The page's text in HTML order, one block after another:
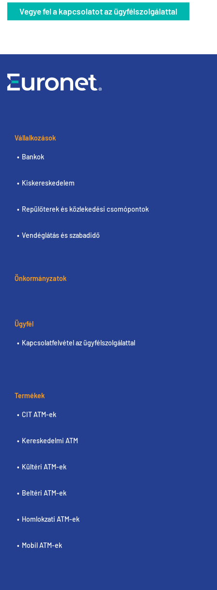
Vegye fel a kapcsolatot az ügyfélszolgálattal
Vállalkozások
Bankok
Kiskereskedelem
Repülőterek és közlekedési csomópontok
Vendéglátás és szabadidő
Önkormányzatok
Ügyfél
Kapcsolatfelvétel az ügyfélszolgálattal
Termékek
CIT ATM-ek
Kereskedelmi ATM
Kültéri ATM-ek
Beltéri ATM-ek
Homlokzati ATM-ek
Mobil ATM-ek